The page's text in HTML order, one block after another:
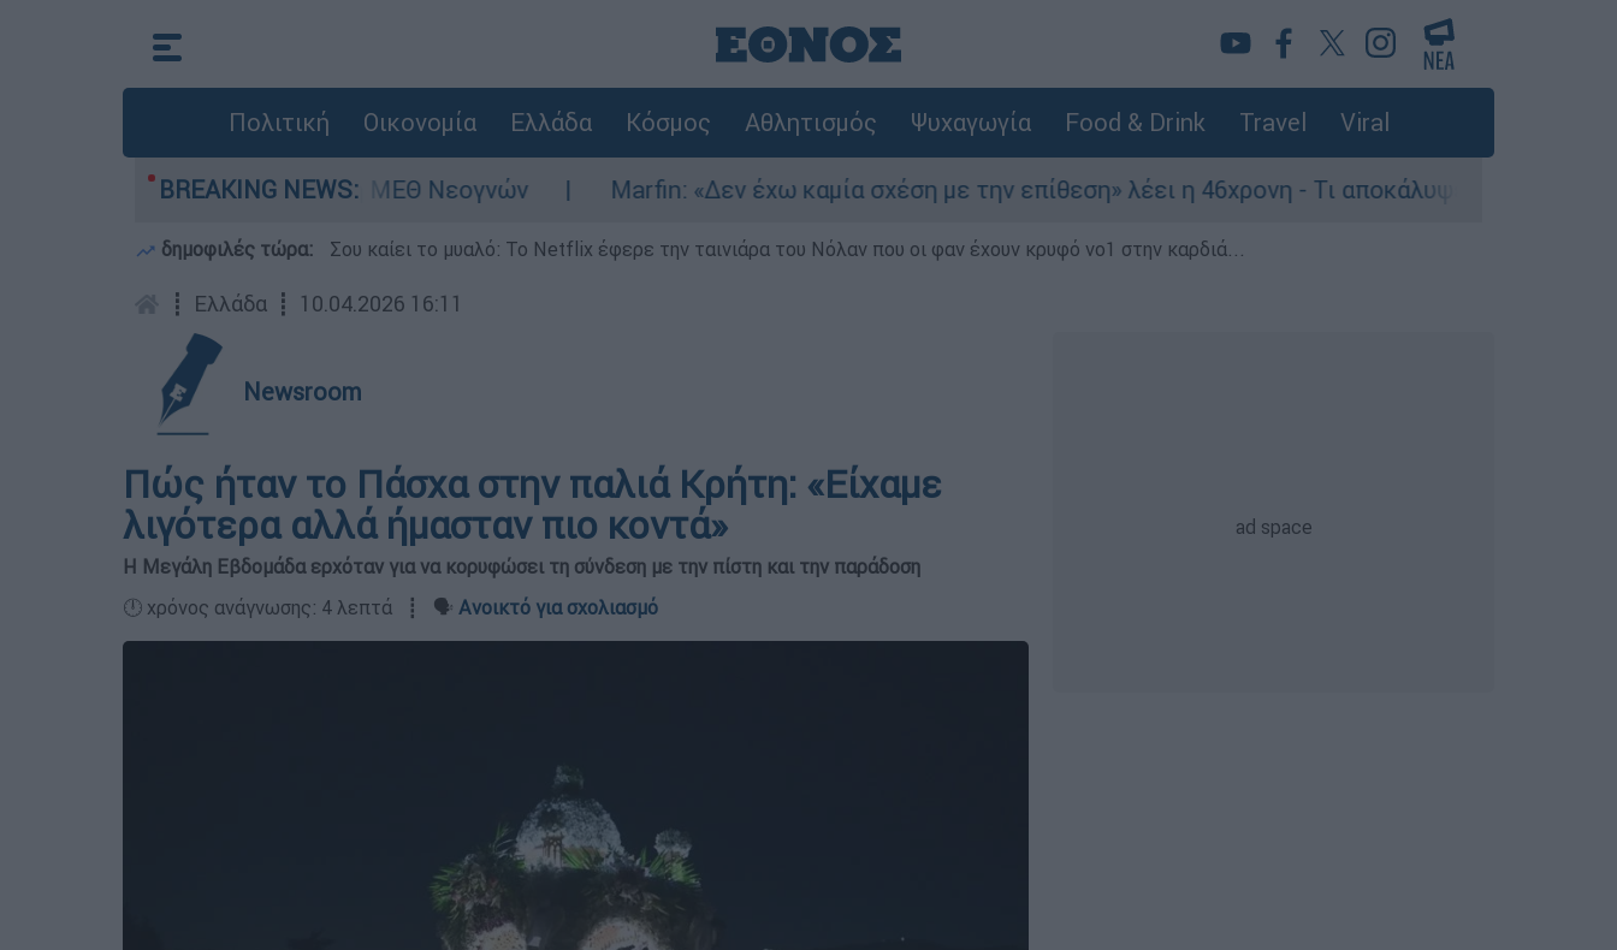
Πολιτική Οικονομία Ελλάδα Κόσμος Αθλητισμός Ψυχαγωγία Food & Drink Travel Viral
BREAKING NEWS:
στη ΜΕΘ Νεογνών Marfin: «Δεν έχω καμία σχέση με την επίθεση» λέει η 46χρονη - Τι αποκάλυψε στους αστυνομικούς
δημοφιλές τώρα: Σου καίει το μυαλό: Το Netflix έφερε την ταινιάρα του Νόλαν που οι φαν έχουν κρυφό νο1 στην καρδιά...
┋ Ελλάδα ┋ 10.04.2026 16:11
Newsroom
Πώς ήταν το Πάσχα στην παλιά Κρήτη: «Είχαμε
λιγότερα αλλά ήμασταν πιο κοντά»
Η Μεγάλη Εβδομάδα ερχόταν για να κορυφώσει τη σύνδεση με την πίστη και την παράδοση
🕛 χρόνος ανάγνωσης: 4 λεπτά ┋ 🗣️ Ανοικτό για σχολιασμό